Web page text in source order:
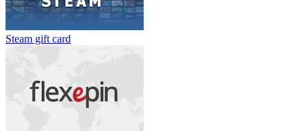
Steam gift card